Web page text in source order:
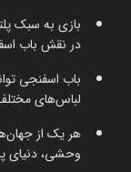
بازی به سبک
در نقش باب
باب اسفنجی
لباس‌های
هر یک از
وحشی، دنیای